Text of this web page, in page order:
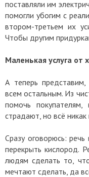
поставляли им
помогли убогим с
втором-третьем их
Чтобы другим
Маленькая услуга от
А теперь
всем остальным. Из
помочь покупателям,
страдают, но всё никак
Сразу оговорюсь:
перекрыть кислород.
людям сделать то,
мечтают сделать, да